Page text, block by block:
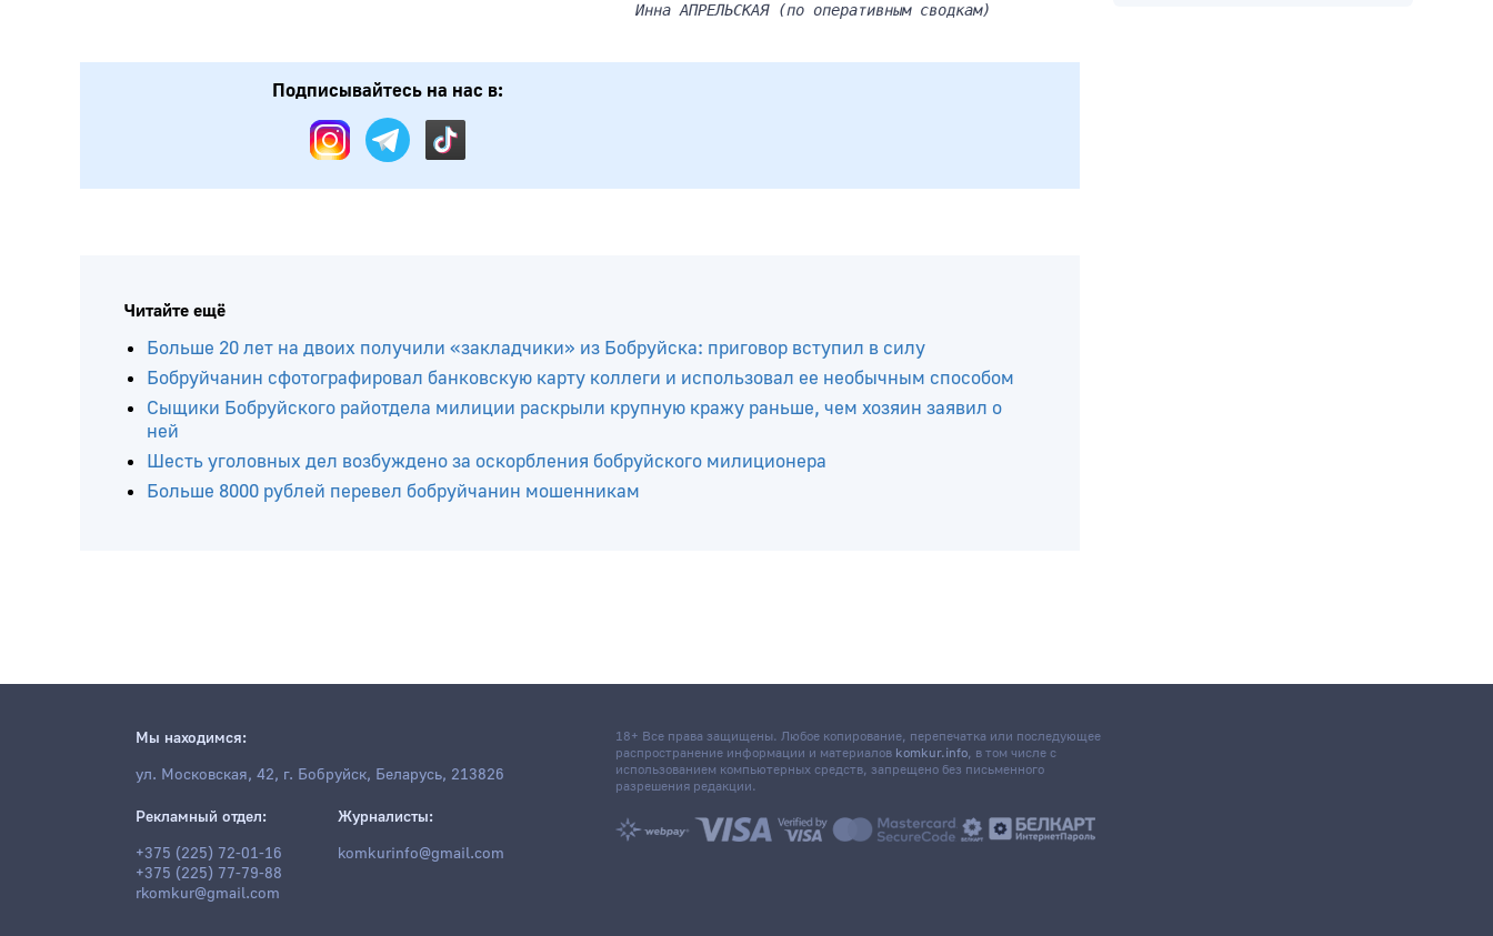
Инна АПРЕЛЬСКАЯ (по оперативным сводкам)
Подписывайтесь на нас в:
Читайте ещё
Больше 20 лет на двоих получили «закладчики» из Бобруйска: приговор вступил в силу
Бобруйчанин сфотографировал банковскую карту коллеги и использовал ее необычным способом
Сыщики Бобруйского райотдела милиции раскрыли крупную кражу раньше, чем хозяин заявил о
Мы находимся:
ул. Московская, 42, г. Бобруйск, Беларусь, 213826
Рекламный отдел:
18+ Все права защищены. Любое копирование, перепечатка или последующее
распространение информации и материаловkomkur.info, в том числе с